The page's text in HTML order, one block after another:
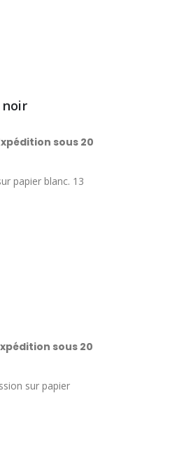
noir
sous 20
papier blanc. 13
sous 20
sur papier